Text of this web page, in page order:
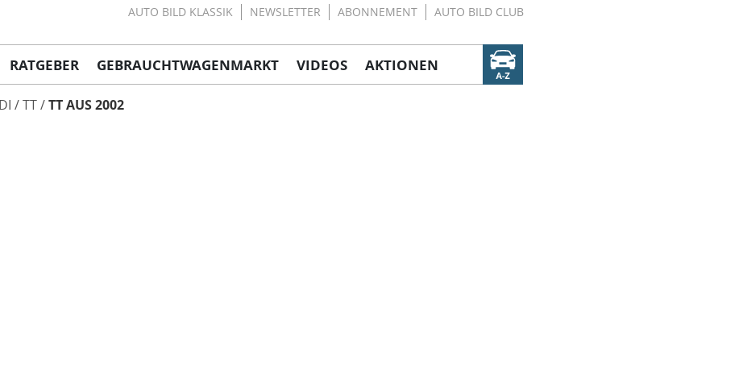
AUTO BILD KLASSIK NEWSLETTER ABONNEMENT AUTO BILD CLUB
RATGEBER GEBRAUCHTWAGENMARKT VIDEOS AKTIONEN
TT TT AUS 2002